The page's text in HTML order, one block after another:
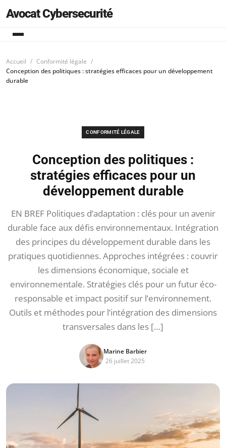
Avocat Cybersecurité
Accueil
Conformité légale
Conception des politiques : stratégies efficaces pour un développement
durable
CONFORMITÉ LÉGALE
Conception des politiques :
stratégies efficaces pour un
développement durable
EN BREF Politiques d’adaptation : clés pour un avenir
durable face aux défis environnementaux. Intégration
des principes du développement durable dans les
pratiques quotidiennes. Approches intégrées : couvrir
les dimensions économique, sociale et
environnementale. Stratégies clés pour un futur éco-
responsable et impact positif sur l’environnement.
Outils et méthodes pour l’intégration des dimensions
transversales dans les […]
Marine Barbier
26 juillet 2025